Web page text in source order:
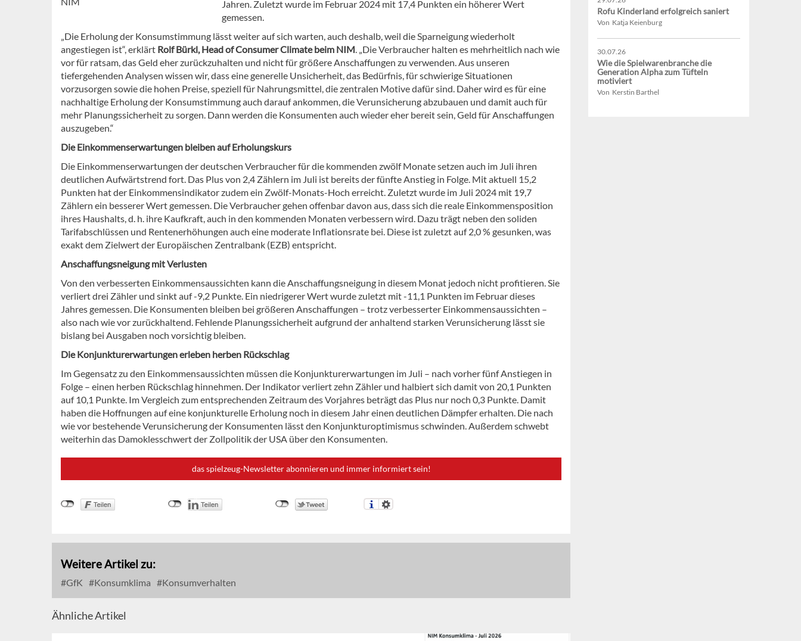
Jahren. Zuletzt wurde im Februar 2024 mit 17,4 Punkten ein höherer Wert
gemessen.
„Die Erholung der Konsumstimmung lässt weiter auf sich warten, auch deshalb, weil die Sparneigung wiederholt
angestiegen ist“, erklärt Rolf Bürkl, Head of Consumer Climate beim NIM. „Die Verbraucher halten es mehrheitlich nach wie
vor für ratsam, das Geld eher zurückzuhalten und nicht für größere Anschaffungen zu verwenden. Aus unseren
tiefergehenden Analysen wissen wir, dass eine generelle Unsicherheit, das Bedürfnis, für schwierige Situationen
vorzusorgen sowie die hohen Preise, speziell für Nahrungsmittel, die zentralen Motive dafür sind. Daher wird es für eine
nachhaltige Erholung der Konsumstimmung auch darauf ankommen, die Verunsicherung abzubauen und damit auch für
mehr Planungssicherheit zu sorgen. Dann werden die Konsumenten auch wieder eher bereit sein, Geld für Anschaffungen
auszugeben.“
Die Einkommenserwartungen bleiben auf Erholungskurs
Die Einkommenserwartungen der deutschen Verbraucher für die kommenden zwölf Monate setzen auch im Juli ihren
deutlichen Aufwärtstrend fort. Das Plus von 2,4 Zählern im Juli ist bereits der fünfte Anstieg in Folge. Mit aktuell 15,2
Punkten hat der Einkommensindikator zudem ein Zwölf-Monats-Hoch erreicht. Zuletzt wurde im Juli 2024 mit 19,7
Zählern ein besserer Wert gemessen. Die Verbraucher gehen offenbar davon aus, dass sich die reale Einkommensposition
ihres Haushalts, d. h. ihre Kaufkraft, auch in den kommenden Monaten verbessern wird. Dazu trägt neben den soliden
Tarifabschlüssen und Rentenerhöhungen auch eine moderate Inflationsrate bei. Diese ist zuletzt auf 2,0 % gesunken, was
exakt dem Zielwert der Europäischen Zentralbank (EZB) entspricht.
Anschaffungsneigung mit Verlusten
Von den verbesserten Einkommensaussichten kann die Anschaffungsneigung in diesem Monat jedoch nicht profitieren. Sie
verliert drei Zähler und sinkt auf -9,2 Punkte. Ein niedrigerer Wert wurde zuletzt mit -11,1 Punkten im Februar dieses
Jahres gemessen. Die Konsumenten bleiben bei größeren Anschaffungen – trotz verbesserter Einkommensaussichten –
also nach wie vor zurückhaltend. Fehlende Planungssicherheit aufgrund der anhaltend starken Verunsicherung lässt sie
bislang bei Ausgaben noch vorsichtig bleiben.
Die Konjunkturerwartungen erleben herben Rückschlag
Im Gegensatz zu den Einkommensaussichten müssen die Konjunkturerwartungen im Juli – nach vorher fünf Anstiegen in
Folge – einen herben Rückschlag hinnehmen. Der Indikator verliert zehn Zähler und halbiert sich damit von 20,1 Punkten
auf 10,1 Punkte. Im Vergleich zum entsprechenden Zeitraum des Vorjahres beträgt das Plus nur noch 0,3 Punkte. Damit
haben die Hoffnungen auf eine konjunkturelle Erholung noch in diesem Jahr einen deutlichen Dämpfer erhalten. Die nach
wie vor bestehende Verunsicherung der Konsumenten lässt den Konjunkturoptimismus schwinden. Außerdem schwebt
weiterhin das Damoklesschwert der Zollpolitik der USA über den Konsumenten.
das spielzeug-Newsletter abonnieren und immer informiert sein!
Weitere Artikel zu:
GfK Konsumklima Konsumverhalten
Ähnliche Artikel
Rofu Kinderland erfolgreich saniert
Von Katja Keienburg
30.07.26
Wie die Spielwarenbranche die
Generation Alpha zum Tüfteln
motiviert
Von Kerstin Barthel